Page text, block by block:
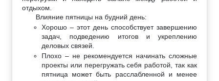
отдыхом.
Влияние пятницы на будний день:
Хорошо – этот день способствует завершению
задач, подведению итогов и укреплению
деловых связей.
Плохо – не рекомендуется начинать сложные
проекты или перегружать себя работой, так как
пятница может быть расслабленной и менее